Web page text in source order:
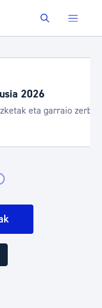
Buscar
garraio zerbitzu